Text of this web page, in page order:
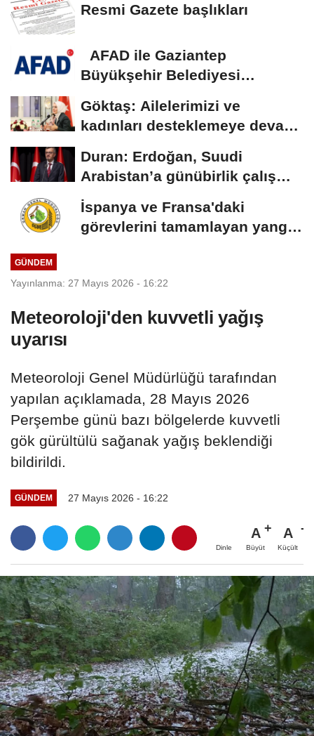
Resmi Gazete başlıkları
AFAD ile Gaziantep
Büyükşehir Belediyesi
Göktaş: Ailelerimizi ve
kadınları desteklemeye devam
Duran: Erdoğan, Suudi
Arabistan’a günübirlik çalışma
ziyareti...
İspanya ve Fransa'daki
görevlerini tamamlayan yangın
GÜNDEM
Yayınlanma: 27 Mayıs 2026 - 16:22
Meteoroloji'den kuvvetli yağış
uyarısı
Meteoroloji Genel Müdürlüğü tarafından
yapılan açıklamada, 28 Mayıs 2026
Perşembe günü bazı bölgelerde kuvvetli
gök gürültülü sağanak yağış beklendiği
bildirildi.
GÜNDEM 27 Mayıs 2026 - 16:22
Dinle
A
Büyüt
A
Küçült